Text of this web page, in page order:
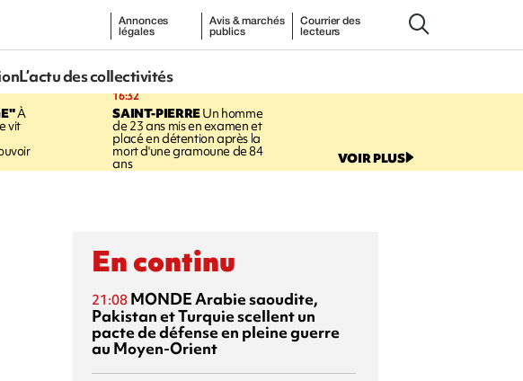
Annonces
légales
Avis & marchés
publics
Courrier des
lecteurs
L’actu des collectivités
À
vit
16:32
SAINT-PIERREUn homme
de 23 ans mis en examen et
placé en détention après la
mort d'une gramoune de 84
ans VOIR PLUS
En continu
21:08 MONDEArabie saoudite,
Pakistan et Turquie scellent un
pacte de défense en pleine guerre
au Moyen-Orient